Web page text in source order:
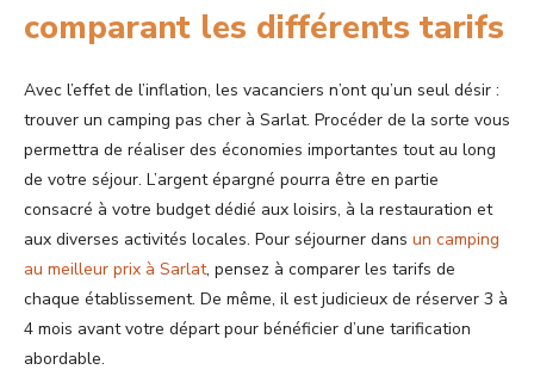
comparant les différents tarifs
Avec l’effet de l’inflation, les vacanciers n’ont qu’un seul désir :
trouver un camping pas cher à Sarlat. Procéder de la sorte vous
permettra de réaliser des économies importantes tout au long
de votre séjour. L’argent épargné pourra être en partie
consacré à votre budget dédié aux loisirs, à la restauration et
aux diverses activités locales. Pour séjourner dans un camping
au meilleur prix à Sarlat, pensez à comparer les tarifs de
chaque établissement. De même, il est judicieux de réserver 3 à
4 mois avant votre départ pour bénéficier d’une tarification
abordable.